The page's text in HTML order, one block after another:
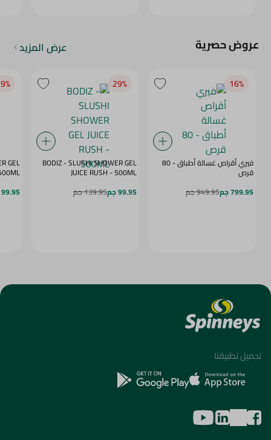
عروض حصرية عرض المزيد
16‎%‎
فيري أقراص غسالة أطباق - 80
قرص
799.95 جم
949.95 جم
29‎%‎
BODIZ - SLUSHI SHOWER GEL
JUICE RUSH - 500ML
99.95 جم
139.95 جم
GEL
DAZE - 500ML
99.95 جم
تحميل تطبيقنا